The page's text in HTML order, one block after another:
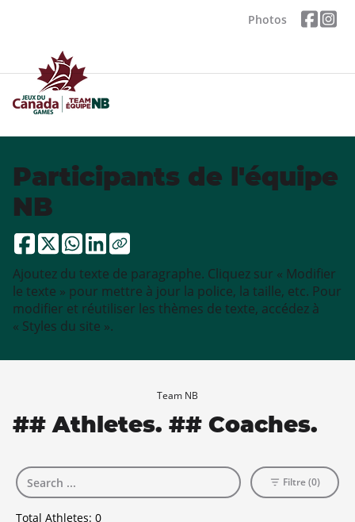
Photos
Participants de l'équipe
NB
Ajoutez du texte de paragraphe. Cliquez sur « Modifier
le texte » pour mettre à jour la police, la taille, etc. Pour
modifier et réutiliser les thèmes de texte, accédez à
« Styles du site ».
Team NB
## Athletes. ## Coaches.
Total Athletes: 0
Filtre (0)